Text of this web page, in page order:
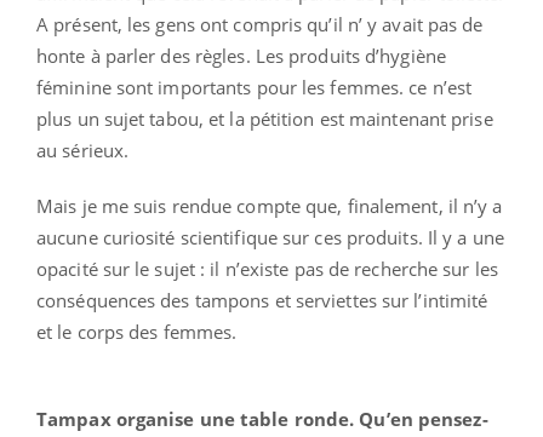
A présent, les gens ont compris qu’il n’ y avait pas de
honte à parler des règles. Les produits d’hygiène
féminine sont importants pour les femmes. ce n’est
plus un sujet tabou, et la pétition est maintenant prise
au sérieux.
Mais je me suis rendue compte que, finalement, il n’y a
aucune curiosité scientifique sur ces produits. Il y a une
opacité sur le sujet : il n’existe pas de recherche sur les
conséquences des tampons et serviettes sur l’intimité
et le corps des femmes.
Tampax organise une table ronde. Qu’en pensez-